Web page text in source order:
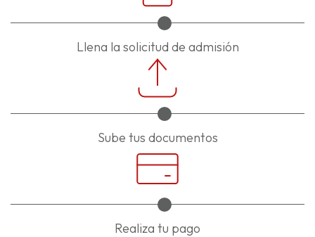
Llena la solicitud de admisión
Sube tus documentos
Realiza tu pago